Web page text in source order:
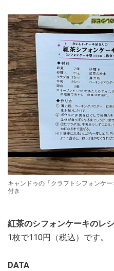
キャンドゥの「クラフトシフォンケ
付き
紅茶のシフォンケーキのレ
1枚で110円（税込）です。
DATA